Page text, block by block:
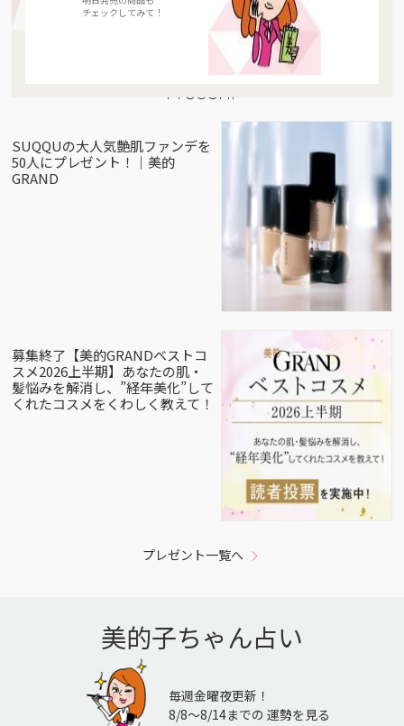
チェックしてみて！
Present
SUQQUの大人気艶肌ファンデを
50人にプレゼント！｜美的
GRAND
募集終了【美的GRANDベストコ
スメ2026上半期】あなたの肌・
髪悩みを解消し、”経年美化”して
くれたコスメをくわしく教えて！
プレゼント一覧へ
美的子ちゃん占い
毎週金曜夜更新！
8/8〜8/14までの 運勢を見る